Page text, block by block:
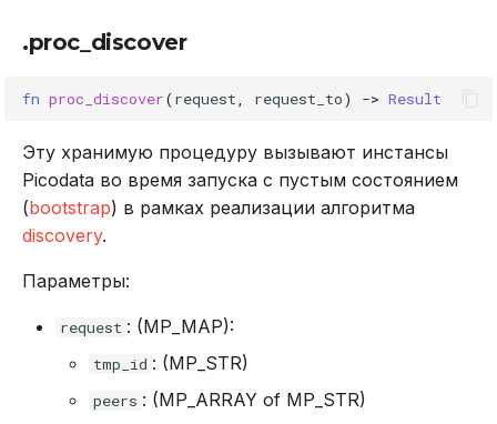
.proc_discover
fn proc_discover(request request_to) -> Result
Эту хранимую процедуру вызывают инстансы
Picodata во время запуска с пустым состоянием
(bootstrap) в рамках реализации алгоритма
discovery.
Параметры:
request : (MP_MAP):
tmp_id : (MP_STR)
peers : (MP_ARRAY of MP_STR)